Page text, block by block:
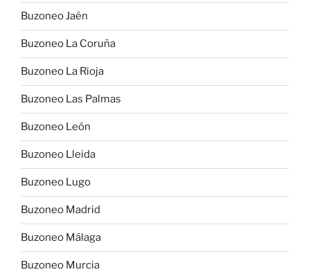
Buzoneo Jaén
Buzoneo La Coruña
Buzoneo La Rioja
Buzoneo Las Palmas
Buzoneo León
Buzoneo Lleida
Buzoneo Lugo
Buzoneo Madrid
Buzoneo Málaga
Buzoneo Murcia